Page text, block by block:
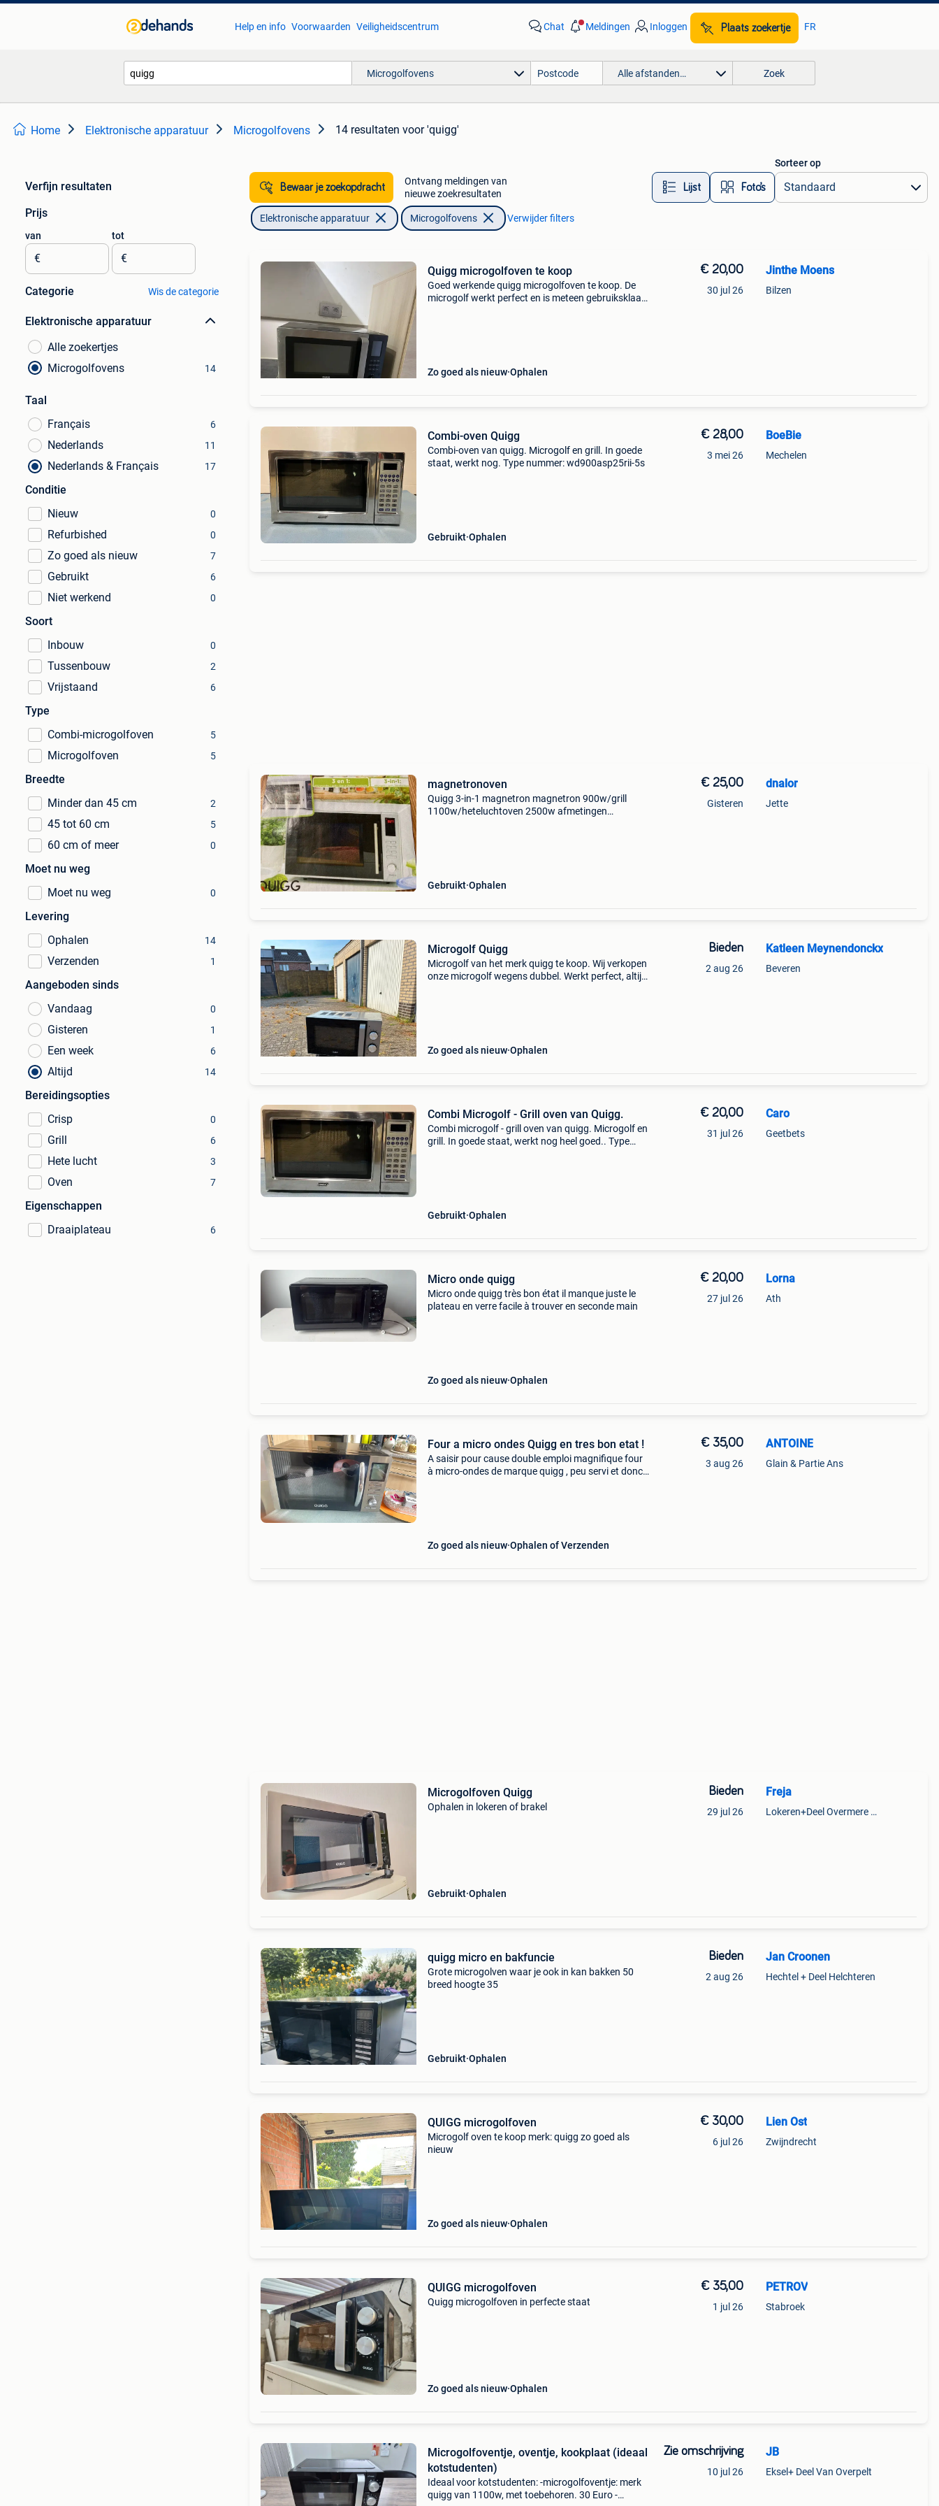
Help en info Voorwaarden Veiligheidscentrum Chat Meldingen Inloggen Plaats zoekertje FR
Microgolfovens Alle afstanden… Zoek
Home Elektronische apparatuur Microgolfovens 14 resultaten voor 'quigg'
Verfijn resultaten
Prijs
van
€
tot
€
Categorie Wis de categorie
Elektronische apparatuur
Alle zoekertjes
Microgolfovens
14
Taal
Français
6
Nederlands 11
Nederlands & Français 17
Conditie
Nieuw
0
Refurbished 0
Zo goed als nieuw 7
Gebruikt 6
Niet werkend 0
Soort
Inbouw
0
Tussenbouw 2
Vrijstaand 6
Type
Combi-microgolfoven
5
Microgolfoven 5
Breedte
Minder dan 45 cm
2
45 tot 60 cm 5
60 cm of meer 0
Moet nu weg
Moet nu weg
0
Levering
Ophalen
14
Verzenden 1
Aangeboden sinds
Vandaag
0
Gisteren 1
Een week 6
Altijd 14
Bereidingsopties
Crisp
0
Grill 6
Hete lucht 3
Oven 7
Eigenschappen
Draaiplateau
6
Bewaar je zoekopdracht
Ontvang meldingen van
nieuwe zoekresultaten
Lijst Foto’s
Sorteer op
Elektronische apparatuur Microgolfovens Verwijder filters
Quigg microgolfoven te koop
Goed werkende quigg microgolfoven te koop. De
microgolf werkt perfect en is meteen gebruiksklaar.
Zo goed als nieuw Ophalen
€ 20,00
30 jul 26
Jinthe Moens
Bilzen
Combi-oven Quigg
Combi-oven van quigg. Microgolf en grill. In goede
staat, werkt nog. Type nummer: wd900asp25rii-5s
Gebruikt Ophalen
€ 28,00
3 mei 26
BoeBie
Mechelen
magnetronoven
Quigg 3-in-1 magnetron magnetron 900w/grill
1100w/heteluchtoven 2500w afmetingen
Gebruikt Ophalen
€ 25,00
Gisteren
dnalor
Jette
Microgolf Quigg
Microgolf van het merk quigg te koop. Wij verkopen
onze microgolf wegens dubbel. Werkt perfect, altijd
Zo goed als nieuw Ophalen
Bieden
2 aug 26
Katleen Meynendonckx
Beveren
Combi Microgolf - Grill oven van Quigg.
Combi microgolf - grill oven van quigg. Microgolf en
grill. In goede staat, werkt nog heel goed.. Type
Gebruikt Ophalen
€ 20,00
31 jul 26
Caro
Geetbets
Micro onde quigg
Micro onde quigg très bon état il manque juste le
plateau en verre facile à trouver en seconde main
Zo goed als nieuw Ophalen
€ 20,00
27 jul 26
Lorna
Ath
Four a micro ondes Quigg en tres bon etat !
A saisir pour cause double emploi magnifique four
à micro-ondes de marque quigg , peu servi et donc
Zo goed als nieuw Ophalen of Verzenden
€ 35,00
3 aug 26
ANTOINE
Glain & Partie Ans
Microgolfoven Quigg
Ophalen in lokeren of brakel
Gebruikt Ophalen
Bieden
29 jul 26
Freja
Lokeren+Deel Overmere En Zele
quigg micro en bakfuncie
Grote microgolven waar je ook in kan bakken 50
breed hoogte 35
Gebruikt Ophalen
Bieden
2 aug 26
Jan Croonen
Hechtel + Deel Helchteren
QUIGG microgolfoven
Microgolf oven te koop merk: quigg zo goed als
nieuw
Zo goed als nieuw Ophalen
€ 30,00
6 jul 26
Lien Ost
Zwijndrecht
QUIGG microgolfoven
Quigg microgolfoven in perfecte staat
Zo goed als nieuw Ophalen
€ 35,00
1 jul 26
PETROV
Stabroek
Microgolfoventje, oventje, kookplaat (ideaal
kotstudenten)
Ideaal voor kotstudenten: -microgolfoventje: merk
quigg van 1100w, met toebehoren. 30 Euro -
Zie omschrijving
10 jul 26
JB
Eksel+ Deel Van Overpelt